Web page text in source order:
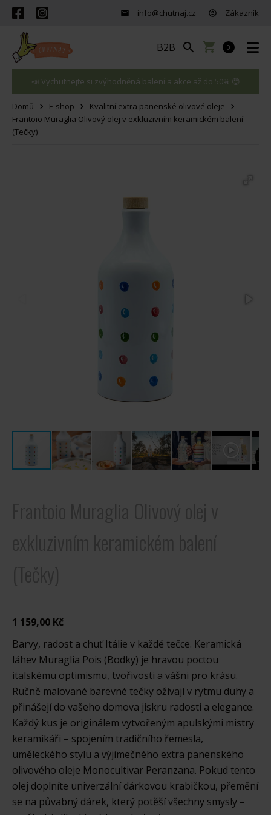
info@chutnaj.cz Zákazník
B2B 0
📣 Vychutnejte si zvýhodněná balení a akce až do 50% 😍
Domů E-shop
Kvalitní extra panenské olivové oleje
Frantoio Muraglia Olivový olej v exkluzivním keramickém balení
(Tečky)
1 159,00 Kč
Barvy, radost a chuť Itálie v každé tečce. Keramická
láhev Muraglia Pois (Bodky) je hravou poctou
italskému optimismu, tvořivosti a vášni pro krásu.
Ručně malované barevné tečky ožívají v rytmu duhy a
přinášejí do vašeho domova jiskru radosti a elegance.
Každý kus je originálem vytvořeným apulskými mistry
keramikáři – spojením tradičního řemesla,
uměleckého stylu a výjimečného extra panenského
olivového oleje Monocultivar Peranzana. Pokud tento
olej doplníte univerzální dárkovou krabičkou, přemění
se na půvabný dárek, který potěší všechny smysly –